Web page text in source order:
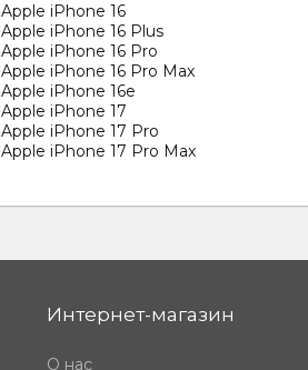
Apple iPhone 16
Apple iPhone 16 Plus
Apple iPhone 16 Pro
Apple iPhone 16 Pro Max
Apple iPhone 16e
Apple iPhone 17
Apple iPhone 17 Pro
Apple iPhone 17 Pro Max
Интернет-магазин
О нас